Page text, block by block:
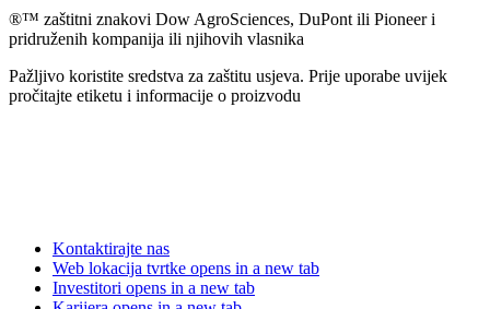
®™ zaštitni znakovi Dow AgroSciences, DuPont ili Pioneer i
pridruženih kompanija ili njihovih vlasnika
Pažljivo koristite sredstva za zaštitu usjeva. Prije uporabe uvijek
pročitajte etiketu i informacije o proizvodu
Kontaktirajte nas
Web lokacija tvrtke opens in a new tab
Investitori opens in a new tab